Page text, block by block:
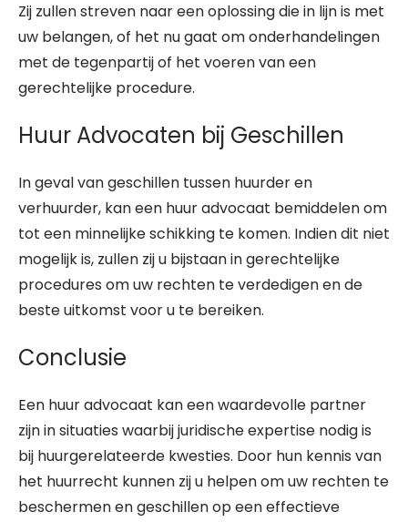
Zij zullen streven naar een oplossing die in lijn is met
uw belangen, of het nu gaat om onderhandelingen
met de tegenpartij of het voeren van een
gerechtelijke procedure.
Huur Advocaten bij Geschillen
In geval van geschillen tussen huurder en
verhuurder, kan een huur advocaat bemiddelen om
tot een minnelijke schikking te komen. Indien dit niet
mogelijk is, zullen zij u bijstaan in gerechtelijke
procedures om uw rechten te verdedigen en de
beste uitkomst voor u te bereiken.
Conclusie
Een huur advocaat kan een waardevolle partner
zijn in situaties waarbij juridische expertise nodig is
bij huurgerelateerde kwesties. Door hun kennis van
het huurrecht kunnen zij u helpen om uw rechten te
beschermen en geschillen op een effectieve